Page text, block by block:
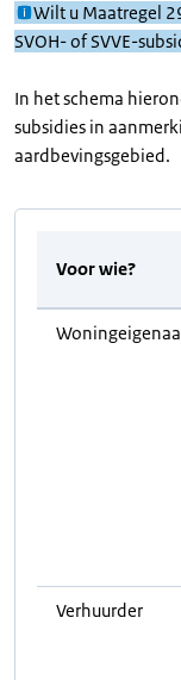
Wilt u Maatregel
SVOH- of SVVE-
In het schema
subsidies in
aardbevingsgebied.
Voor wie?
Verhuurder